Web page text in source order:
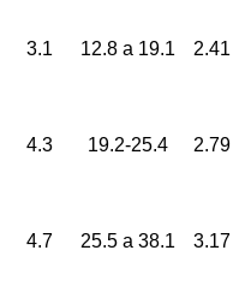
3.1 12.8 a 19.1 2.41
4.3 19.2-25.4 2.79
4.7 25.5 a 38.1 3.17